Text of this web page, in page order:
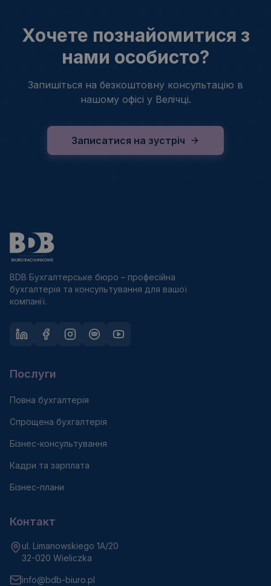
Хочете познайомитися з
нами особисто?
Запишіться на безкоштовну консультацію в
нашому офісі у Велічці.
Записатися на зустріч
BDB Бухгалтерське бюро – професійна
бухгалтерія та консультування для вашої
компанії.
Послуги
Повна бухгалтерія
Спрощена бухгалтерія
Бізнес-консультування
Кадри та зарплата
Бізнес-плани
Контакт
ul. Limanowskiego 1A/20
32-020 Wieliczka
info@bdb-biuro.pl